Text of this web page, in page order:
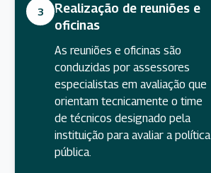
3
Realização de reuniões e
oficinas
As reuniões e oficinas são
conduzidas por assessores
especialistas em avaliação que
orientam tecnicamente o time
de técnicos designado pela
instituição para avaliar a política
pública.